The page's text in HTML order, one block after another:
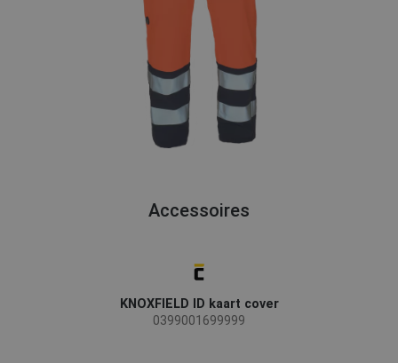
Accessoires
KNOXFIELD ID kaart cover
0399001699999